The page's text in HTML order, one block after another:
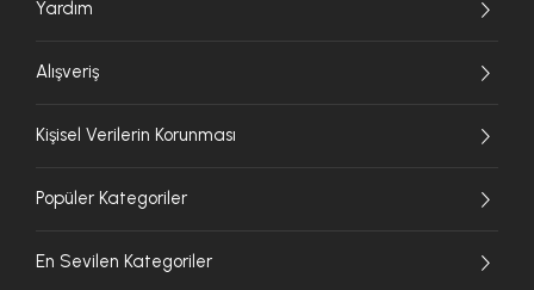
Yardım
Alışveriş
Kişisel Verilerin Korunması
Popüler Kategoriler
En Sevilen Kategoriler